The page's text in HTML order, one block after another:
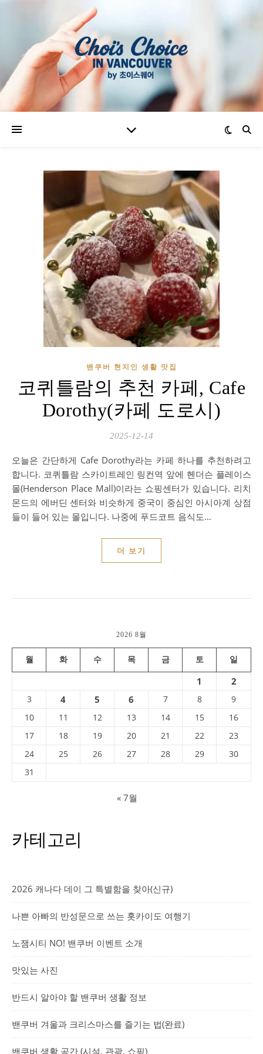
밴쿠버 현지인 생활 맛집
코퀴틀람의 추천 카페, Cafe
Dorothy(카페 도로시)
2025-12-14
오늘은 간단하게 Cafe Dorothy라는 카페 하나를 추천하려고
합니다. 코퀴틀람 스카이트레인 링컨역 앞에 헨더슨 플레이스
몰(Henderson Place Mall)이라는 쇼핑센터가 있습니다. 리치
몬드의 에버딘 센터와 비슷하게 중국이 중심인 아시아계 상점
들이 들어 있는 몰입니다. 나중에 푸드코트 음식도…
더 보기
2026 8월
월 화 수 목 금 토 일
1 2
3 4 5 6 7 8
9
10
11 12 13 14 15
16
17
18 19 20 21 22
23
24
25 26 27 28 29
30
31
« 7월
카테고리
2026 캐나다 데이 그 특별함을 찾아(신규)
나쁜 아빠의 반성문으로 쓰는 홋카이도 여행기
노잼시티 NO! 밴쿠버 이벤트 소개
맛있는 사진
반드시 알아야 할 밴쿠버 생활 정보
밴쿠버 겨울과 크리스마스를 즐기는 법(완료)
밴쿠버 생활 공간 (시설, 관광, 쇼핑)